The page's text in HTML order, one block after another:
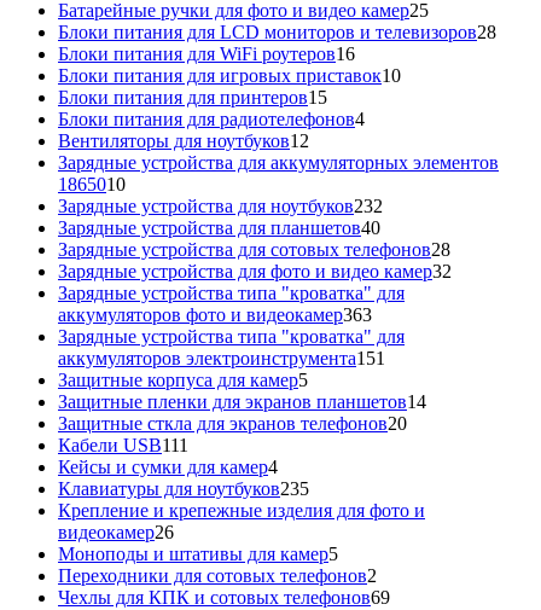
товара
Батарейные ручки для фото и видео камер2525
товаров
Блоки питания для LCD мониторов и телевизоров2828
Блоки питания для WiFi роутеров1616
товаров
Блоки питания для игровых приставок1010
Блоки питания для принтеров1515
товаров
Блоки питания для радиотелефонов44
Вентиляторы для ноутбуков12
товаров
Зарядные устройства для аккумуляторных элементов
186501010
товаров
Зарядные устройства для ноутбуков232
Зарядные устройства для планшетов4040
товаров
Зарядные устройства для сотовых телефонов2828
товаров
Зарядные устройства для фото и видео камер32
Зарядные устройства типа "кроватка" для
аккумуляторов фото и видеокамер363363
товара
Зарядные устройства типа "кроватка" для
аккумуляторов электроинструмента151
Защитные корпуса для камер55
товаров
Защитные пленки для экранов планшетов1414
Защитные сткла для экранов телефонов2020
Кабели USB111
товаров
Кейсы и сумки для камер44
товара
Клавиатуры для ноутбуков235235
товаров
Крепление и крепежные изделия для фото и
видеокамер2626
товаров
Моноподы и штативы для камер55
товаров
Переходники для сотовых телефонов2
товара
Чехлы для КПК и сотовых телефонов6969